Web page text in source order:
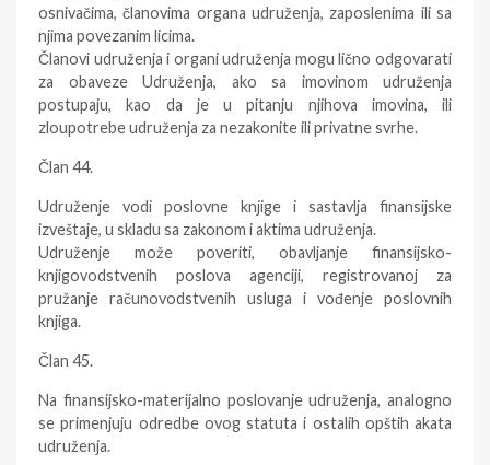
osnivačima, članovima organa udruženja, zaposlenima ili sa
njima povezanim licima.
Članovi udruženja i organi udruženja mogu lično odgovarati
za obaveze Udruženja, ako sa imovinom udruženja
postupaju, kao da je u pitanju njihova imovina, ili
zloupotrebe udruženja za nezakonite ili privatne svrhe.
Član 44.
Udruženje vodi poslovne knjige i sastavlja finansijske
izveštaje, u skladu sa zakonom i aktima udruženja.
Udruženje može poveriti, obavljanje finansijsko-
knjigovodstvenih poslova agenciji, registrovanoj za
pružanje računovodstvenih usluga i vođenje poslovnih
knjiga.
Član 45.
Na finansijsko-materijalno poslovanje udruženja, analogno
se primenjuju odredbe ovog statuta i ostalih opštih akata
udruženja.